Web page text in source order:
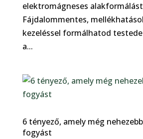
elektromágneses
Fájdalommentes,
kezeléssel formálhatod
a...
6 tényező, amely még
fogyást